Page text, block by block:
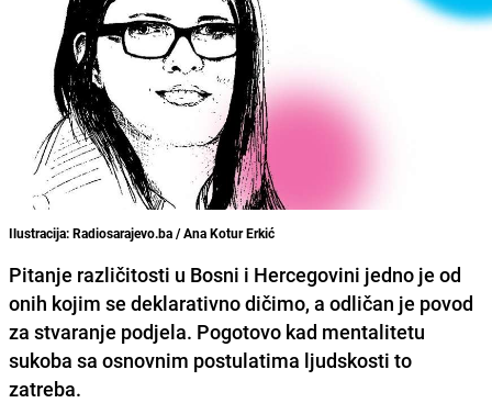
Ilustracija: Radiosarajevo.ba / Ana Kotur Erkić
Pitanje različitosti u Bosni i Hercegovini jedno je od
onih kojim se deklarativno dičimo, a odličan je povod
za stvaranje podjela. Pogotovo kad mentalitetu
sukoba sa osnovnim postulatima ljudskosti to
zatreba.